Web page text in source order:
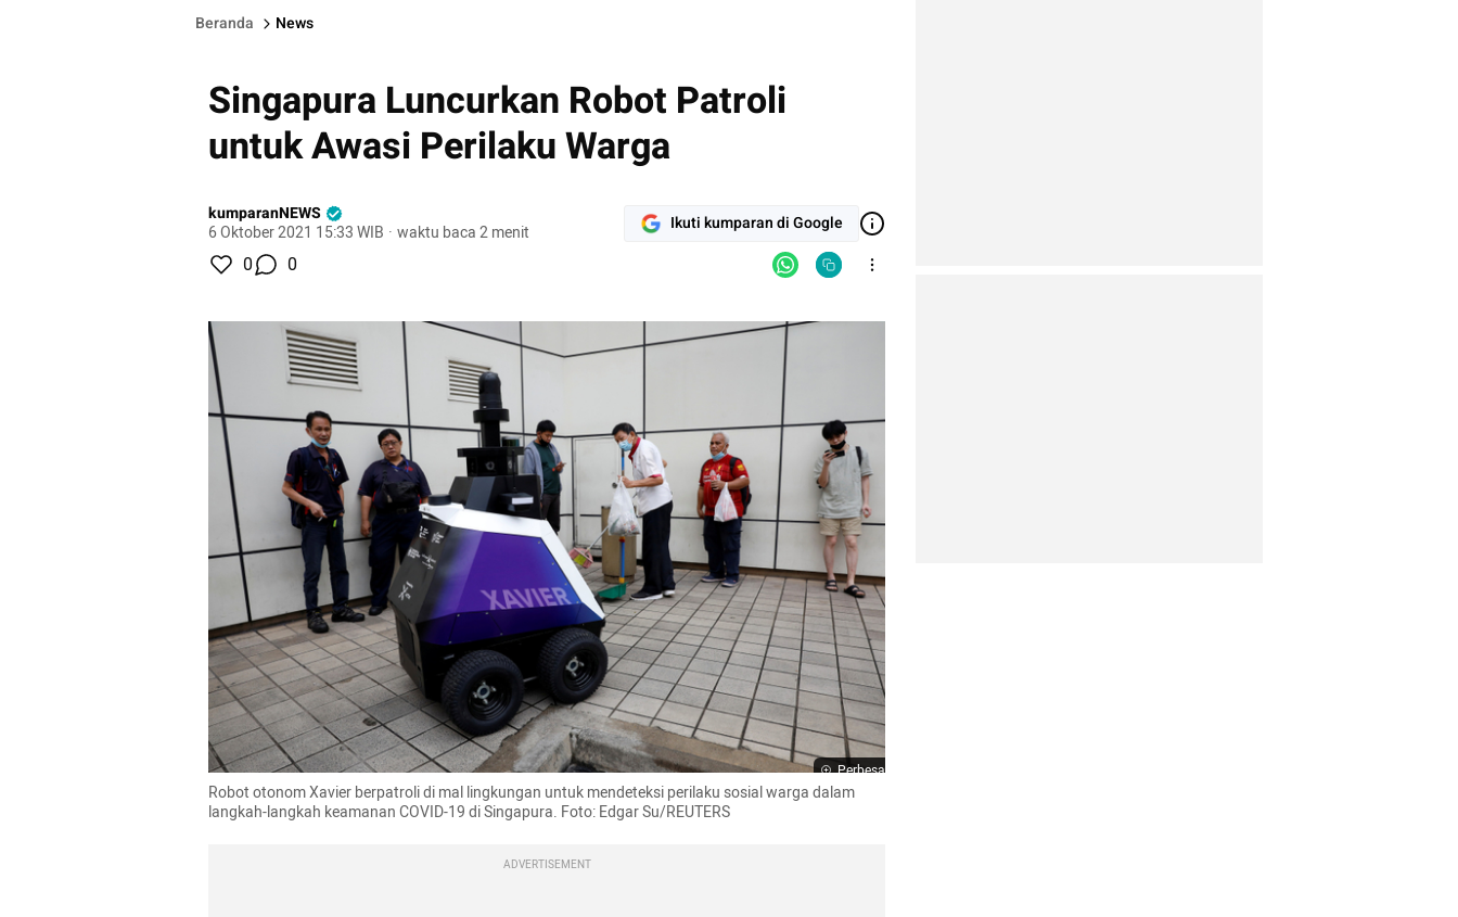
Beranda News
Singapura Luncurkan Robot Patroli
untuk Awasi Perilaku Warga
kumparanNEWS
6 Oktober 2021 15:33 WIB · waktu baca 2 menit Ikuti kumparan di Google
0 0
Perbesar
Robot otonom Xavier berpatroli di mal lingkungan untuk mendeteksi perilaku sosial warga dalam
langkah-langkah keamanan COVID-19 di Singapura. Foto: Edgar Su/REUTERS
ADVERTISEMENT